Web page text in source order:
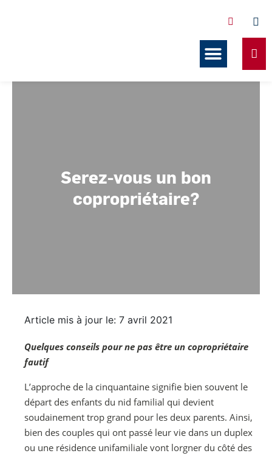
Serez-vous un bon
copropriétaire?
Article mis à jour le: 7 avril 2021
Quelques conseils pour ne pas être un copropriétaire
fautif
L’approche de la cinquantaine signifie bien souvent le
départ des enfants du nid familial qui devient
soudainement trop grand pour les deux parents. Ainsi,
bien des couples qui ont passé leur vie dans un duplex
ou une résidence unifamiliale vont lorgner du côté des